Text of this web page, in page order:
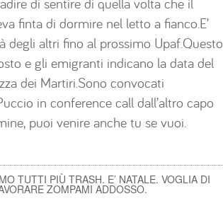
finta di dormire nel letto a fianco.E’
altri fino al prossimo Upaf.Questo
e gli emigranti indicano la data del
dei Martiri.Sono convocati
in conference call dall’altro capo
puoi venire anche tu se vuoi.
TUTTI PIÙ TRASH. E’ NATALE. VOGLIA DI
ZOMPAMI ADDOSSO.